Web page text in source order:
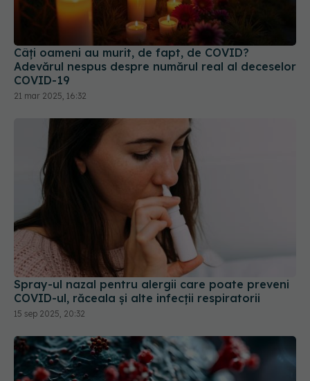
Câți oameni au murit, de fapt, de COVID?
Adevărul nespus despre numărul real al deceselor
COVID-19
21 mar 2025, 16:32
Spray-ul nazal pentru alergii care poate preveni
COVID-ul, răceala și alte infecții respiratorii
15 sep 2025, 20:32